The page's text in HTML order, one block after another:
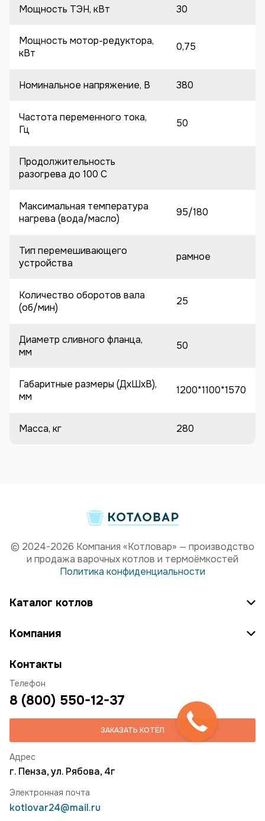
Мощность ТЭН, кВт 30
Мощность мотор-редуктора,
кВт
0,75
Номинальное напряжение, В 380
Частота переменного тока,
Гц
50
Продолжительность
разогрева до 100 C
Максимальная температура
нагрева (вода/масло)
95/180
Тип перемешивающего
устройства
рамное
Количество оборотов вала
(об/мин)
25
Диаметр сливного фланца,
мм
50
Габаритные размеры (ДхШхВ),
мм
1200*1100*1570
Масса, кг 280
© 2024-2026 Компания «Котловар» — производство
и продажа варочных котлов и термоёмкостей
Политика конфиденциальности
Каталог котлов
Компания
Контакты
Телефон
8 (800) 550-12-37
ЗАКАЗАТЬ КОТЁЛ
Адрес
г. Пенза, ул. Рябова, 4г
Электронная почта
kotlovar24@mail.ru